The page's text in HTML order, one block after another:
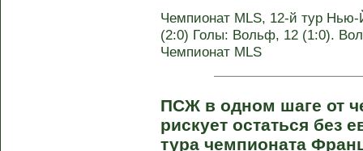
Чемпионат MLS, 12-й тур
(2:0) Голы: Вольф, 12 (1:0).
Чемпионат MLS
ПСЖ в одном шаге от
рискует остаться без
тура чемпионата